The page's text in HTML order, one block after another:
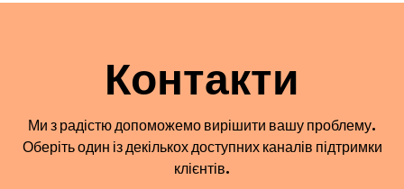
Контакти
Ми з радістю допоможемо вирішити вашу проблему.
Оберіть один із декількох доступних каналів підтримки
клієнтів.